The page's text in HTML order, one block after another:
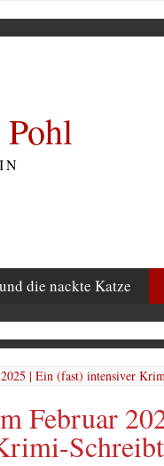
Pohl
die nackte Katze
Februar